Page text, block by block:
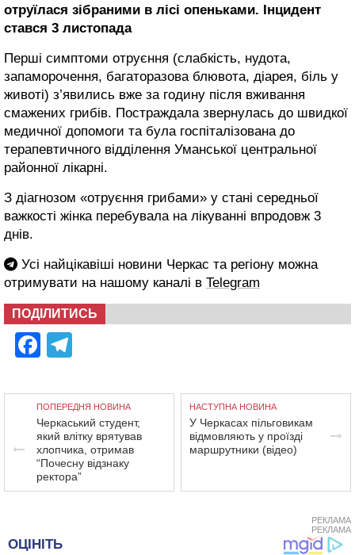
отруїлася зібраними в лісі опеньками.
Інцидент
стався 3 листопада
Перші симптоми отруєння (слабкість, нудота,
запаморочення, багаторазова блювота, діарея, біль у
животі) з’явились вже за годину після вживання
смажених грибів. Постраждала звернулась до швидкої
медичної допомоги та була госпіталізована до
терапевтичного відділення Уманської центральної
районної лікарні.
З діагнозом «отруєння грибами» у стані середньої
важкості жінка перебувала на лікуванні впродовж 3
днів.
Усі найцікавіші новини Черкас та регіону можна
отримувати на нашому каналі в Telegram
ПОДІЛИТИСЬ
Facebook
ПОПЕРЕДНЯ НОВИНА
Черкаський студент,
який влітку врятував
хлопчика, отримав
“Почесну відзнаку
ректора”
НАСТУПНА НОВИНА
У Черкасах пільговикам
відмовляють у проїзді
маршрутники (відео)
РЕКЛАМА
РЕКЛАМА